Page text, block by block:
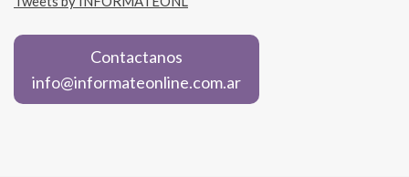
Contactanos
info@informateonline.com.ar